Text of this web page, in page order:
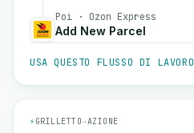
Poi · Ozon Express
Add New Parcel
USA QUESTO FLUSSO DI LAVORO
⚡ GRILLETTO→AZIONE